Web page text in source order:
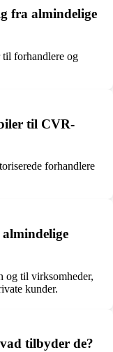
fra almindelige
forhandlere og
til CVR-
forhandlere
og til virksomheder,
kunder.
tilbyder de?